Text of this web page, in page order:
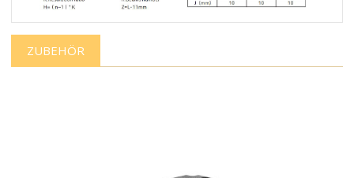
ZUBEHÖR